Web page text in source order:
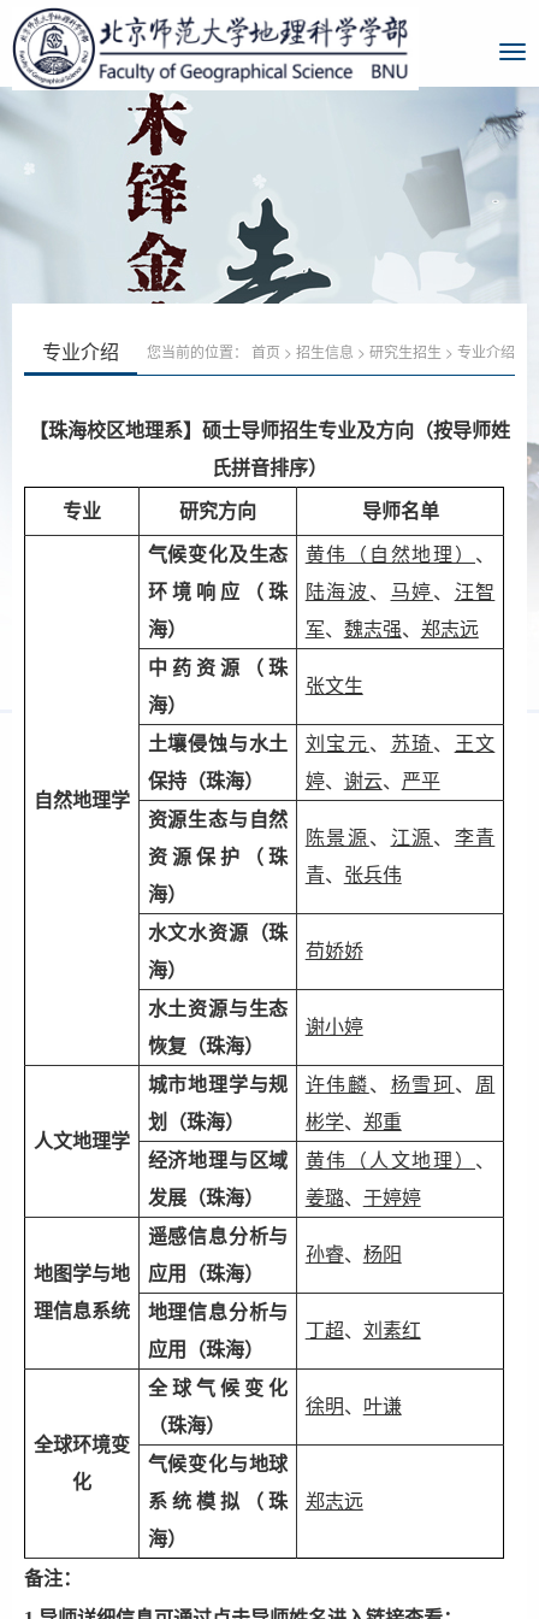
专业介绍 您当前的位置： 首页 > 招生信息 > 研究生招生 > 专业介绍
【珠海校区地理系】硕士导师招生专业及方向 （按导师姓
氏拼音排序）
专业 研究方向 导师名单
自然地理学
气候变化及生态
环境响应（珠
海）
黄伟（自然地理） 、
陆海波、 马婷、 汪智
军、 魏志强、 郑志远
中药资源（珠
海）
张文生
土壤侵蚀与水土
保持（珠海）
刘宝元、 苏琦、
王文
婷、 谢云、 严平
资源生态与自然
资源保护（珠
海）
陈景源 、 江源 、 李青
青、 张兵伟
水文水资源（珠
海）
苟娇娇
水土资源与生态
恢复（珠海）
谢小婷
人文地理学
城市地理学与规
划（珠海）
许伟麟、 杨雪珂 、 周
彬学、 郑重
经济地理与区域
发展（珠海）
黄伟（人文地理） 、
姜璐、 于婷婷
地图学与地
理信息系统
遥感信息分析与
应用（珠海）
孙睿、 杨阳
地理信息分析与
应用（珠海）
丁超、 刘素红
全球环境变
化
全球气候变化
（珠海）
徐明、 叶谦
气候变化与地球
系统模拟
（珠
海）
郑志远
备注：